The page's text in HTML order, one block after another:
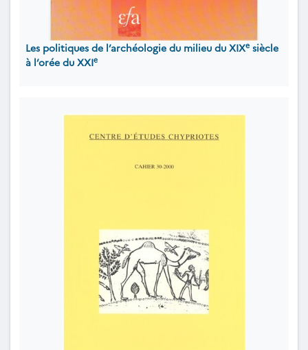
Les politiques de l’archéologie du milieu du XIXe siècle
à l’orée du XXIe